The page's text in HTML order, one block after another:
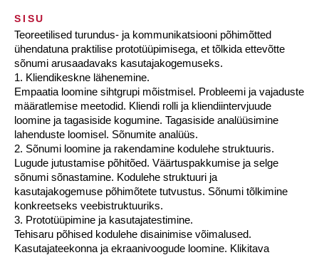
SISU
Teoreetilised turundus- ja kommunikatsiooni põhimõtted
ühendatuna praktilise prototüüpimisega, et tõlkida ettevõtte
sõnumi arusaadavaks kasutajakogemuseks.
1. Kliendikeskne lähenemine.
Empaatia loomine sihtgrupi mõistmisel. Probleemi ja vajaduste
määratlemise meetodid. Kliendi rolli ja kliendiintervjuude
loomine ja tagasiside kogumine. Tagasiside analüüsimine
lahenduste loomisel. Sõnumite analüüs.
2. Sõnumi loomine ja rakendamine kodulehe struktuuris.
Lugude jutustamise põhitõed. Väärtuspakkumise ja selge
sõnumi sõnastamine. Kodulehe struktuuri ja
kasutajakogemuse põhimõtete tutvustus. Sõnumi tõlkimine
konkreetseks veebistruktuuriks.
3. Prototüüpimine ja kasutajatestimine.
Tehisaru põhised kodulehe disainimise võimalused.
Kasutajateekonna ja ekraanivoogude loomine. Klikitava